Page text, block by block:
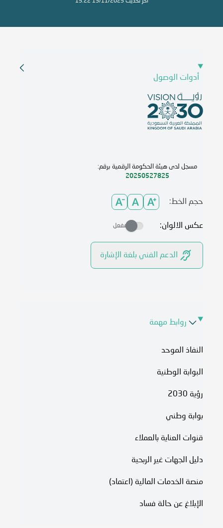
أدوات الوصول
مسجل لدى هيئة الحكومة الرقمية برقم:
20250527825
حجم الخط:
عكس الالوان: مفعل
الدعم الفني بلغة الإشارة
روابط مهمة
النفاذ الموحد
البوابة الوطنية
رؤية 2030
بوابة وطني
قنوات العناية بالعملاء
دليل الجهات غير الربحية
منصة الخدمات المالية (اعتماد)
الإبلاغ عن حالة فساد